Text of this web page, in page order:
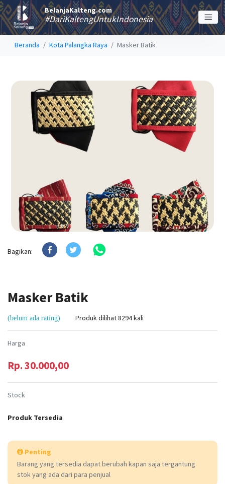
BelanjaKalteng.com
#DariKaltengUntukIndonesia
Beranda Kota Palangka Raya Masker Batik
Bagikan:
Masker Batik
(belum ada rating) Produk dilihat 8294 kali
Harga
Rp. 30.000,00
Stock
Produk Tersedia
Penting
Barang yang tersedia dapat berubah kapan saja tergantung
stok yang ada dari para penjual